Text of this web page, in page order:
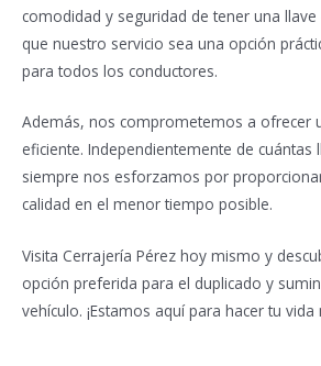
comodidad y seguridad de tener una
que nuestro servicio sea una opción
para todos los conductores.
Además, nos comprometemos a ofrecer
eficiente. Independientemente de cuántas
siempre nos esforzamos por
calidad en el menor tiempo posible.
Visita Cerrajería Pérez hoy mismo y
opción preferida para el duplicado y
vehículo. ¡Estamos aquí para hacer tu vida